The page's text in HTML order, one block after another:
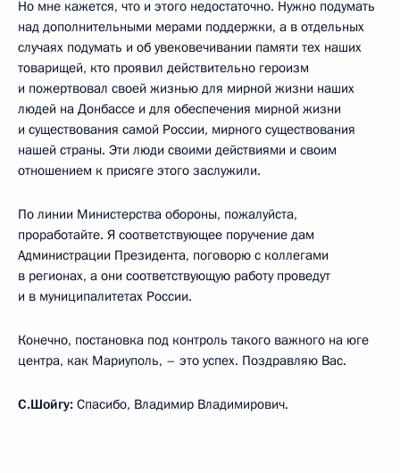
Но мне кажется, что и этого недостаточно. Нужно подумать
над дополнительными мерами поддержки, а в отдельных
случаях подумать и об увековечивании памяти тех наших
товарищей, кто проявил действительно героизм
и пожертвовал своей жизнью для мирной жизни наших
людей на Донбассе и для обеспечения мирной жизни
и существования самой России, мирного существования
нашей страны. Эти люди своими действиями и своим
отношением к присяге этого заслужили.
По линии Министерства обороны, пожалуйста,
проработайте. Я соответствующее поручение дам
Администрации Президента, поговорю с коллегами
в регионах, а они соответствующую работу проведут
и в муниципалитетах России.
Конечно, постановка под контроль такого важного на юге
центра, как Мариуполь, – это успех. Поздравляю Вас.
С.Шойгу: Спасибо, Владимир Владимирович.